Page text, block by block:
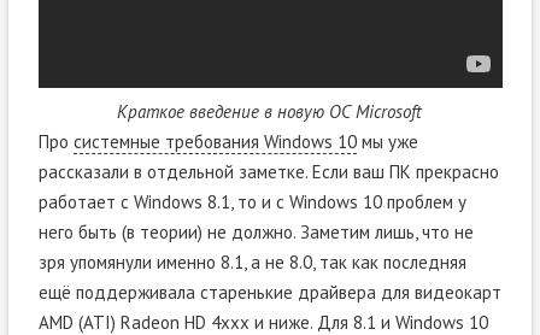
Краткое введение в новую ОС Microsoft
Про системные требования Windows 10мы уже
рассказали в отдельной заметке. Если ваш ПК прекрасно
работает с Windows 8.1, то и с Windows 10 проблем у
него быть (в теории) не должно. Заметим лишь, что не
зря упомянули именно 8.1, а не 8.0, так как последняя
ещё поддерживала старенькие драйвера для видеокарт
AMD (ATI) Radeon HD 4xxx и ниже. Для 8.1 и Windows 10